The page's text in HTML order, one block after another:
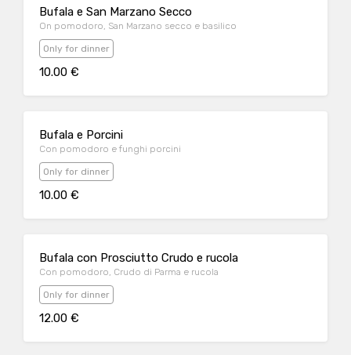
Bufala e San Marzano Secco
On pomodoro, San Marzano secco e basilico
Only for dinner
10.00 €
Bufala e Porcini
Con pomodoro e funghi porcini
Only for dinner
10.00 €
Bufala con Prosciutto Crudo e rucola
Con pomodoro, Crudo di Parma e rucola
Only for dinner
12.00 €